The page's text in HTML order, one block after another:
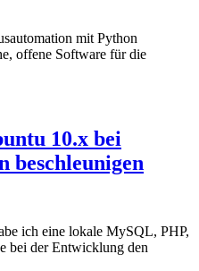
mit Python
offene Software für die
10.x bei
beschleunigen
ich eine lokale MySQL, PHP,
bei der Entwicklung den